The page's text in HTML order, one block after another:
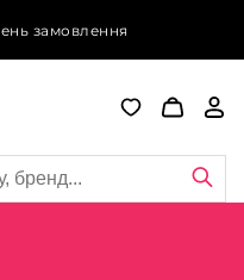
замовлення